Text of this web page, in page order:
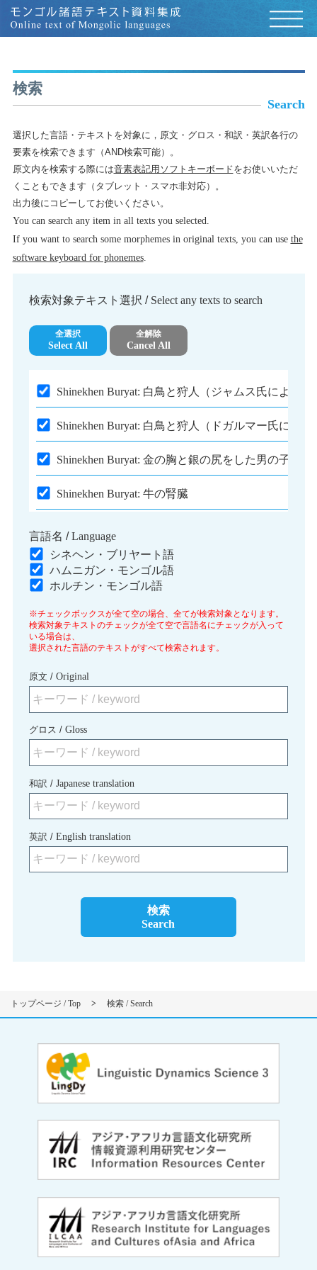
検索
Search
選択した言語・テキストを対象に，原文・グロス・和訳・英訳各行の
要素を検索できます（AND検索可能）。
原文内を検索する際には音素表記用ソフトキーボードをお使いいただ
くこともできます（タブレット・スマホ非対応）。
出力後にコピーしてお使いください。
You can search any item in all texts you selected.
If you want to search some morphemes in original texts, you can use the
software keyboard for phonemes.
検索対象テキスト選択 / Select any texts to search
全選択
Select All
全解除
Cancel All
Shinekhen Buryat: 白鳥と狩人（ジャムス氏による）
Shinekhen Buryat: 白鳥と狩人（ドガルマー氏による
Shinekhen Buryat: 金の胸と銀の尻をした男の子
Shinekhen Buryat: 牛の腎臓
Shinekhen Buryat: 豚占い師
Shinekhen Buryat:老人を殺さなくなったわけ
Shinekhen Buryat:
Shinekhen Buryat:
Shinekhen Buryat:金の胸と銀の尻をした仔馬
Shinekhen Buryat:
Shinekhen Buryat:
Shinekhen Buryat:
Shinekhen Buryat: ブリヤート・デゲルの襟の由来
Shinekhen Buryat:ブリヤートの歴史
Shinekhen Buryat:ジョーボーデー
Khamnigan Mongolian:ハムニガン・モンゴル語：日
Khorchin Mongolian:モンゴル語ホルチン方言：日
言語名 /Language
シネヘン・ブリヤート語
ハムニガン・モンゴル語
ホルチン・モンゴル語
※チェックボックスが全て空の場合、全てが検索対象となります。
検索対象テキストのチェックが全て空で言語名にチェックが入って
いる場合は、
選択された言語のテキストがすべて検索されます。
原文 / Original
グロス / Gloss
和訳 / Japanese translation
英訳 / English translation
検索
Search
トップページ /Top > 検索 /Search